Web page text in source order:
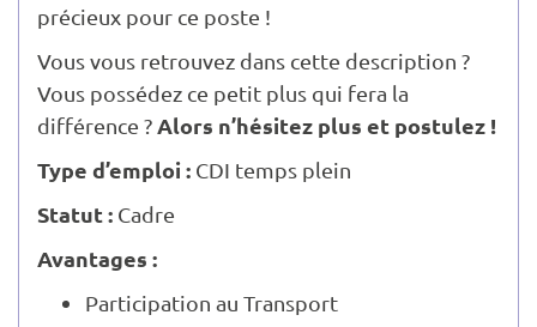
précieux pour ce poste !
Vous vous retrouvez dans cette description ?
Vous possédez ce petit plus qui fera la
différence ? Alors n’hésitez plus et postulez !
Type d’emploi : CDI temps plein
Statut : Cadre
Avantages :
Participation au Transport